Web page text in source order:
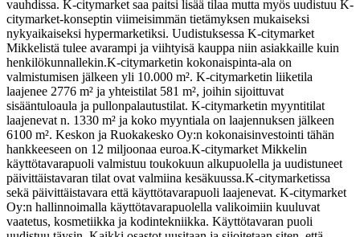
vauhdissa. K-citymarket saa paitsi lisää tilaa mutta myös uudistuu K-
citymarket-konseptin viimeisimmän tietämyksen mukaiseksi
nykyaikaiseksi hypermarketiksi. Uudistuksessa K-citymarket
Mikkelistä tulee avarampi ja viihtyisä kauppa niin asiakkaille kuin
henkilökunnallekin.K-citymarketin kokonaispinta-ala on
valmistumisen jälkeen yli 10.000 m². K-citymarketin liiketila
laajenee 2776 m² ja yhteistilat 581 m², joihin sijoittuvat
sisääntuloaula ja pullonpalautustilat. K-citymarketin myyntitilat
laajenevat n. 1330 m² ja koko myyntiala on laajennuksen jälkeen
6100 m². Keskon ja Ruokakesko Oy:n kokonaisinvestointi tähän
hankkeeseen on 12 miljoonaa euroa.K-citymarket Mikkelin
käyttötavarapuoli valmistuu toukokuun alkupuolella ja uudistuneet
päivittäistavaran tilat ovat valmiina kesäkuussa.K-citymarketissa
sekä päivittäistavara että käyttötavarapuoli laajenevat. K-citymarket
Oy:n hallinnoimalla käyttötavarapuolella valikoimiin kuuluvat
vaatetus, kosmetiikka ja kodintekniikka. Käyttötavaran puoli